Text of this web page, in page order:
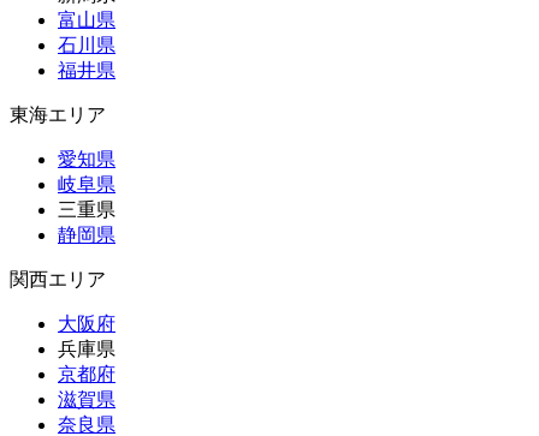
富山県
石川県
福井県
東海エリア
愛知県
岐阜県
三重県
静岡県
関西エリア
大阪府
兵庫県
京都府
滋賀県
奈良県